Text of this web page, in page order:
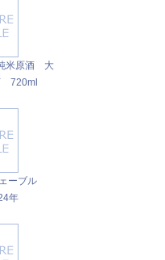
米原酒 大
720ml
ーブル
年